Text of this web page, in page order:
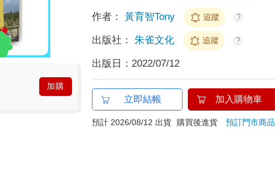
加購
作者： 黃育智Tony 追蹤 ?
出版社： 朱雀文化 追蹤 ?
出版日： 2022/07/12
立即結帳 加入購物車
預計 2026/08/12 出貨 購買後進貨預訂門市商品